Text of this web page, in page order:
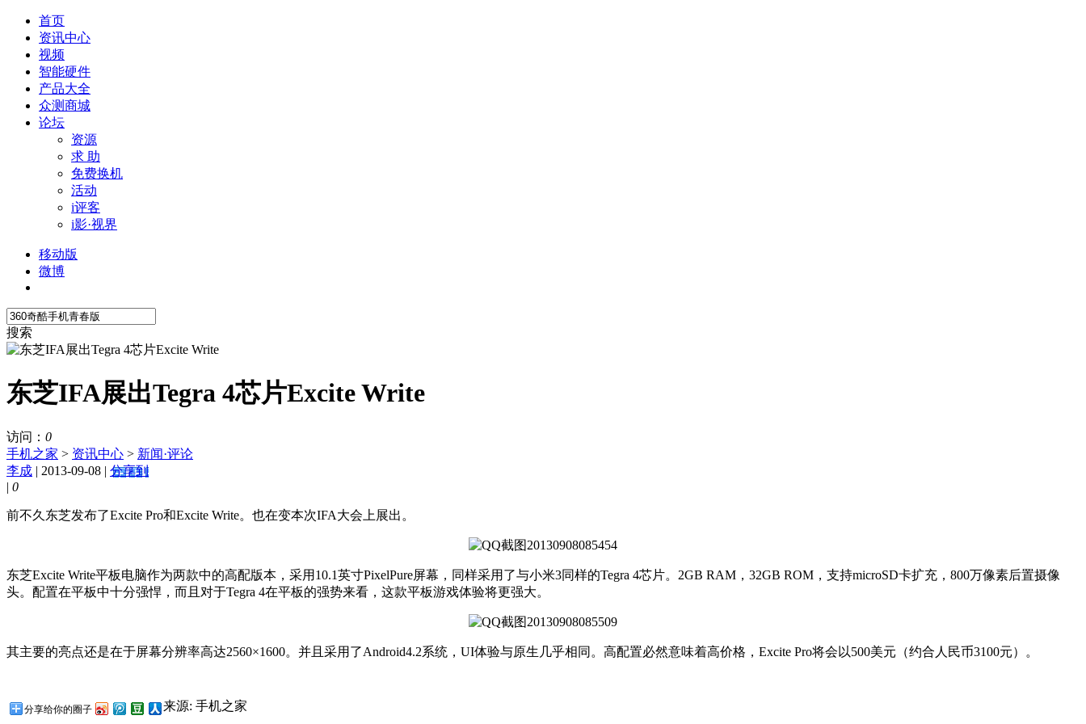
首页
资讯中心
视频
智能硬件
产品大全
众测商城
论坛
资源
求 助
免费换机
活动
i评客
i影·视界
移动版
微博
搜索
东芝IFA展出Tegra 4芯片Excite Write
访问： 0
手机之家 > 资讯中心 > 新闻·评论
李成 | 2013-09-08 | 分享到
| 0
前不久东芝发布了Excite Pro和Excite Write。也在变本次IFA大会上展出。
东芝Excite Write平板电脑作为两款中的高配版本，采用10.1英寸PixelPure屏幕，同样采用了与小米3同样的Tegra 4芯片。2GB RAM，32GB ROM，支持microSD卡扩充，800万像素后置摄像
头。配置在平板中十分强悍，而且对于Tegra 4在平板的强势来看，这款平板游戏体验将更强大。
其主要的亮点还是在于屏幕分辨率高达2560×1600。并且采用了Android4.2系统，UI体验与原生几乎相同。高配置必然意味着高价格，Excite Pro将会以500美元（约合人民币3100元）。
分享给你的圈子 来源: 手机之家